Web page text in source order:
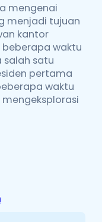
mengenai
menjadi tujuan
kantor
beberapa waktu
salah satu
pertama
waktu